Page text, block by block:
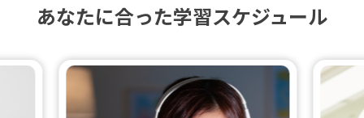
あなたに合った学習スケジュール